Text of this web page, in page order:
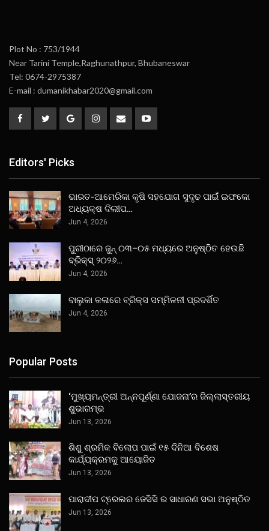
Plot No : 753/1944
Near Tarini Temple,Raghunathpur, Bhubaneswar
Tel: 0674-2975387
E-mail : dumanikhabar2020@gmail.com
Editors' Picks
ଭାରତ-ଆମେରିକା କୃଷି ସହଯୋଗ ସୁଦୃଢ ପାଇଁ ଇଫକୋ
ଅଧ୍ୟକ୍ଷ ଦିଲୀପ…
Jun 4, 2026
ପୁରୀଠାରେ ଜୁନ୍ ୦୩–୦୫ ମଧ୍ୟରେ ଅନୁଷ୍ଠିତ ହେଉଛି
ବ୍ରିକ୍ସ୍ ୨୦୨୬…
Jun 4, 2026
ବାଲୁକା କଳାରେ ବ୍ରିକ୍ସ ସମ୍ମିଳନୀ ପ୍ରଦର୍ଶିତ
Jun 4, 2026
Popular Posts
‘ମୁଖ୍ୟମନ୍ତ୍ରୀ ଅନ୍ନପୂର୍ଣ୍ଣା ଯୋଜନା’ର ଜିଲ୍ଲାସ୍ତରୀୟ
ଶୁଭାରମ୍ଭ
Jun 13, 2026
ଶିଶୁ ଶ୍ରମିକ ବିଲୋପ ପାଇଁ ୧୫ ଦିନିଆ ବିଶେଷ
କାର୍ଯ୍ୟକ୍ରମକୁ ଆୟୋଜିତ
Jun 13, 2026
ପାରାଦୀପ ଟ୍ରେଲର ଜେସିସି ର ସାଧାରଣ ସଭା ଅନୁଷ୍ଠିତ
Jun 13, 2026